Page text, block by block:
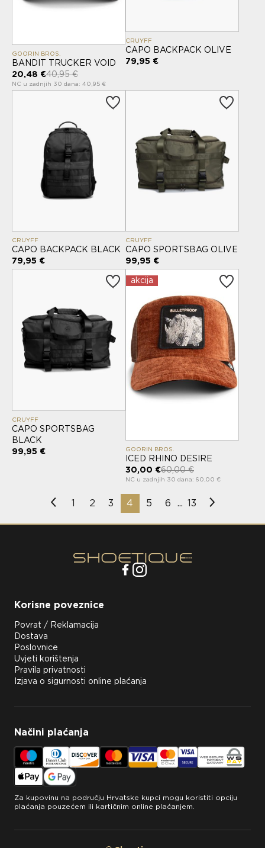
GOORIN BROS.
BANDIT TRUCKER VOID
20,48 €40,95 €
NC u zadnjih 30 dana: 40,95 €
CRUYFF
CAPO BACKPACK OLIVE
79,95 €
CRUYFF
CAPO BACKPACK BLACK
79,95 €
CRUYFF
CAPO SPORTSBAG OLIVE
99,95 €
CRUYFF
CAPO SPORTSBAG
BLACK
99,95 €
akcija
GOORIN BROS.
ICED RHINO DESIRE
30,00 €60,00 €
NC u zadnjih 30 dana: 60,00 €
1 2 3 4 5 6 ... 13
Korisne poveznice
Povrat / Reklamacija
Dostava
Poslovnice
Uvjeti korištenja
Pravila privatnosti
Izjava o sigurnosti online plaćanja
Načini plaćanja
Za kupovinu na području Hrvatske kupci mogu koristiti opciju
plaćanja pouzećem ili kartičnim online plaćanjem.